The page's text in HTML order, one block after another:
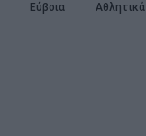
Εύβοια Αθλητικά